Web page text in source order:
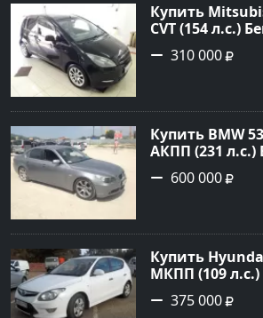
Купить
CVT (154 л.с.)
турбонаддув
цвет Чёрный
сайте
310 000
Купить BMW
АКПП (231 л.с.)
инжектор в
цвет серый
Авторынок23
600 000
Купить
МКПП (109
инжектор в
белый Хетчбэк
375 000